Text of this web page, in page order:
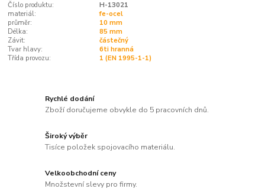
Číslo produktu:
H-13021
materiál:
fe-ocel
průměr:
10 mm
Délka:
85 mm
Závit:
částečný
Tvar hlavy:
6ti hranná
Třída provozu:
1 (EN 1995-1-1)
Rychlé dodání
Zboží doručujeme obvykle do 5 pracovních dnů.
Široký výběr
Tisíce položek spojovacího materiálu.
Velkoobchodní ceny
Množstevní slevy pro firmy.